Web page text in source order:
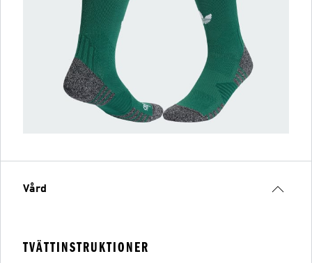
Vård
TVÄTTINSTRUKTIONER